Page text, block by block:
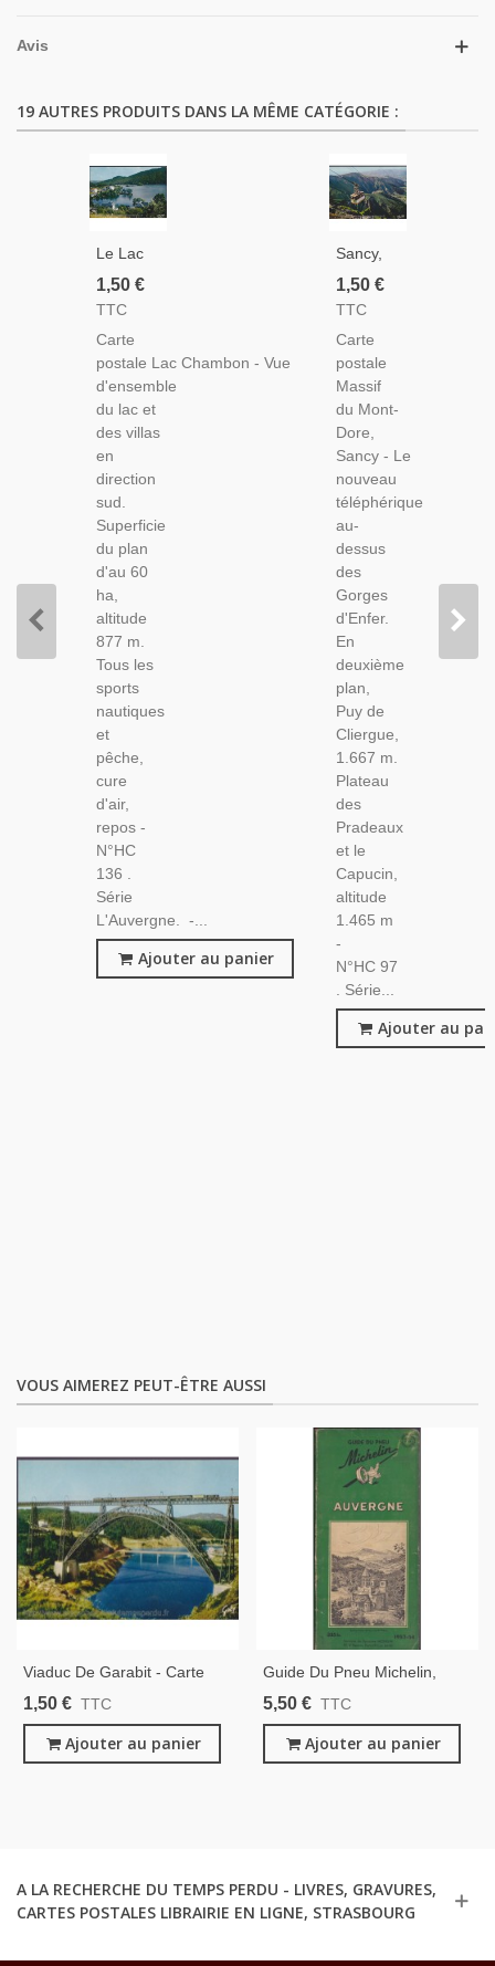
Avis
19 AUTRES PRODUITS DANS LA MÊME CATÉGORIE :
Le Lac
Chambon
- Carte
Département
Puy-De-
Dôme,
Auvergne
1,50 €
TTC
Carte
postale Lac Chambon - Vue
d'ensemble
du lac et
des villas
en
direction
sud.
Superficie
du plan
d'au 60
ha,
altitude
877 m.
Tous les
sports
nautiques
et
pêche,
cure
d'air,
repos -
N°HC
136 .
Série
L'Auvergne. -...
Ajouter au panier
Sancy,
Massif
Du
Dore -
Carte
Postale
Département
Puy-De-
Dôme,
Auvergne,
Téléphérique
1,50 €
TTC
Carte
postale
Massif
du Mont-
Dore,
Sancy - Le
nouveau
téléphérique
au-
dessus
des
Gorges
d'Enfer.
En
deuxième
plan,
Puy de
Cliergue,
1.667 m.
Plateau
des
Pradeaux
et le
Capucin,
altitude
1.465 m
-
N°HC 97
. Série...
Ajouter au
VOUS AIMEREZ PEUT-ÊTRE AUSSI
Viaduc De Garabit - Carte
Postale, Cantal 15, Auvergne,
1,50 € TTC
Ajouter au panier
Guide Du Pneu Michelin,
Auvergne 1953
5,50 € TTC
Ajouter au panier
A LA RECHERCHE DU TEMPS PERDU - LIVRES, GRAVURES,
CARTES POSTALES LIBRAIRIE EN LIGNE, STRASBOURG